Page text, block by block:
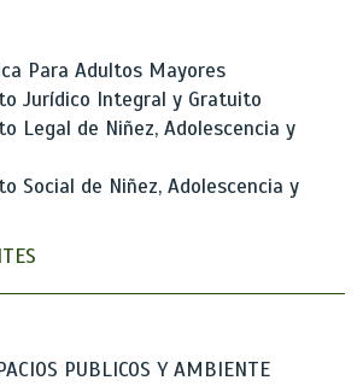
Para Adultos Mayores
Jurídico Integral y Gratuito
Legal de Niñez, Adolescencia y
Social de Niñez, Adolescencia y
PUBLICOS Y AMBIENTE